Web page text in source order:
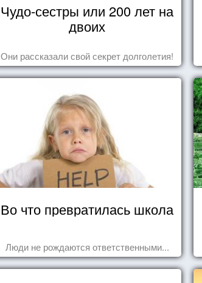
Чудо-сестры или 200 лет на
двоих
Они рассказали свой секрет долголетия!
Во что превратилась школа
Люди не рождаются ответственными...